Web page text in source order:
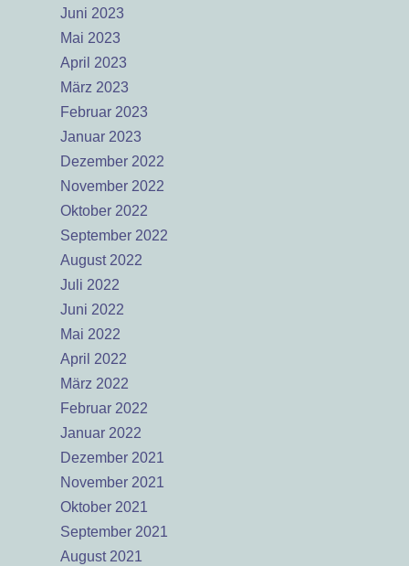
Juni 2023
Mai 2023
April 2023
März 2023
Februar 2023
Januar 2023
Dezember 2022
November 2022
Oktober 2022
September 2022
August 2022
Juli 2022
Juni 2022
Mai 2022
April 2022
März 2022
Februar 2022
Januar 2022
Dezember 2021
November 2021
Oktober 2021
September 2021
August 2021